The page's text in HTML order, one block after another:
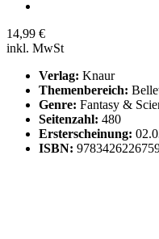
14,99 €
inkl. MwSt
Verlag: Knaur
Themenbereich:
Genre: Fantasy &
Seitenzahl: 480
Ersterscheinung:
ISBN: